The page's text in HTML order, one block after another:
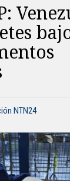
NTN24